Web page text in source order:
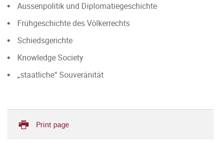
Aussenpolitik und Diplomatiegeschichte
Frühgeschichte des Völkerrechts
Schiedsgerichte
Knowledge Society
„staatliche“ Souveränität
Print page